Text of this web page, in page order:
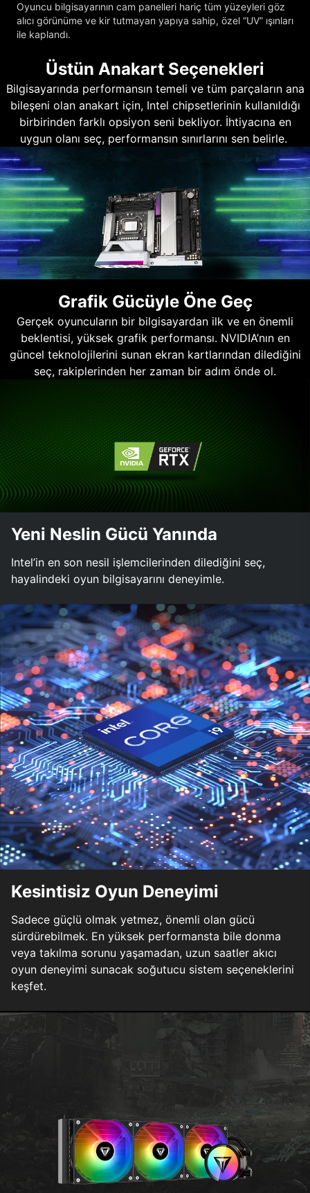
Oyuncu bilgisayarının cam panelleri hariç tüm yüzeyleri göz
alıcı görünüme ve kir tutmayan yapıya sahip, özel “UV” ışınları
ile kaplandı.
Üstün Anakart Seçenekleri
Bilgisayarında performansın temeli ve tüm parçaların ana
bileşeni olan anakart için, Intel chipsetlerinin kullanıldığı
birbirinden farklı opsiyon seni bekliyor. İhtiyacına en
uygun olanı seç, performansın sınırlarını sen belirle.
Grafik Gücüyle Öne Geç
Gerçek oyuncuların bir bilgisayardan ilk ve en önemli
beklentisi, yüksek grafik performansı. NVIDIA’nın en
güncel teknolojilerini sunan ekran kartlarından dilediğini
seç, rakiplerinden her zaman bir adım önde ol.
Yeni Neslin Gücü Yanında
Intel’in en son nesil işlemcilerinden dilediğini seç,
hayalindeki oyun bilgisayarını deneyimle.
Kesintisiz Oyun Deneyimi
Sadece güçlü olmak yetmez, önemli olan gücü
sürdürebilmek. En yüksek performansta bile donma
veya takılma sorunu yaşamadan, uzun saatler akıcı
oyun deneyimi sunacak soğutucu sistem seçeneklerini
keşfet.